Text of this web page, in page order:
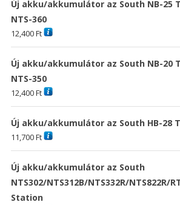
Új akku/akkumulátor az South NB-25
NTS-360
12,400Ft
Új akku/akkumulátor az South NB-20
NTS-350
12,400Ft
Új akku/akkumulátor az South HB-28
11,700Ft
Új akku/akkumulátor az South
NTS302/NTS312B/NTS332R/NTS822R/
Station